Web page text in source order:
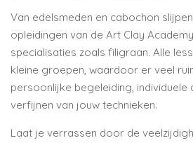
Van edelsmeden en cabochon
opleidingen van de Art Clay Academy
specialisaties zoals filigraan. Alle
kleine groepen, waardoor er veel
persoonlijke begeleiding, individuele
verfijnen van jouw technieken.
Laat je verrassen door de